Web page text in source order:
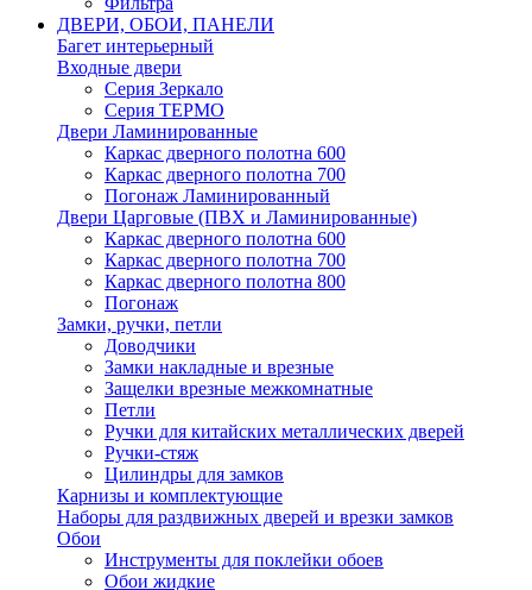
ДВЕРИ, ОБОИ, ПАНЕЛИ
Багет интерьерный
Входные двери
Серия Зеркало
Серия ТЕРМО
Двери Ламинированные
Каркас дверного полотна 600
Каркас дверного полотна 700
Погонаж Ламинированный
Двери Царговые (ПВХ и Ламинированные)
Каркас дверного полотна 600
Каркас дверного полотна 700
Каркас дверного полотна 800
Погонаж
Замки, ручки, петли
Доводчики
Замки накладные и врезные
Защелки врезные межкомнатные
Петли
Ручки для китайских металлических дверей
Ручки-стяж
Цилиндры для замков
Карнизы и комплектующие
Наборы для раздвижных дверей и врезки замков
Обои
Инструменты для поклейки обоев
Обои жидкие